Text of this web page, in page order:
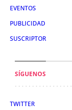
EVENTOS
PUBLICIDAD
SUSCRIPTOR
SÍGUENOS
TWITTER